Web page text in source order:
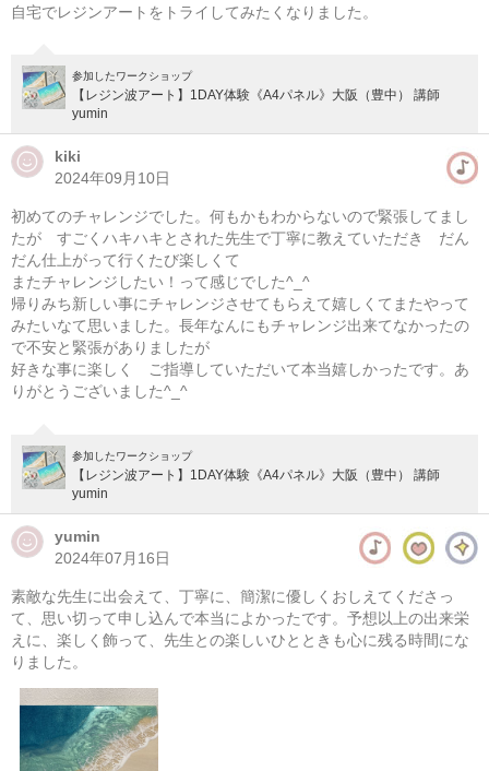
自宅でレジンアートをトライしてみたくなりました。
参加したワークショップ
【レジン波アート】1DAY体験《A4パネル》大阪（豊中） 講師
yumin
kiki
2024年09月10日
初めてのチャレンジでした。何もかもわからないので緊張してまし
たが すごくハキハキとされた先生で丁寧に教えていただき だん
だん仕上がって行くたび楽しくて
またチャレンジしたい！って感じでした^_^
帰りみち新しい事にチャレンジさせてもらえて嬉しくてまたやって
みたいなて思いました。長年なんにもチャレンジ出来てなかったの
で不安と緊張がありましたが
好きな事に楽しく ご指導していただいて本当嬉しかったです。あ
りがとうございました^_^
参加したワークショップ
【レジン波アート】1DAY体験《A4パネル》大阪（豊中） 講師
yumin
yumin
2024年07月16日
素敵な先生に出会えて、丁寧に、簡潔に優しくおしえてくださっ
て、思い切って申し込んで本当によかったです。予想以上の出来栄
えに、楽しく飾って、先生との楽しいひとときも心に残る時間にな
りました。